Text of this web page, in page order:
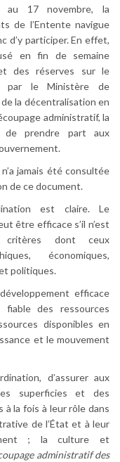
au 17 novembre, la
de l’Entente navigue
d’y participer. En effet,
en fin de semaine
des réserves sur le
par le Ministère de
la décentralisation en
administratif, la
de prendre part aux
jamais été consultée
de ce document.
est claire. Le
être efficace s’il n’est
dont ceux
économiques,
politiques.
efficace
fiable des ressources
disponibles en
et le mouvement
d’assurer aux
superficies et des
à la fois à leur rôle dans
de l’État et à leur
; la culture et
administratif des